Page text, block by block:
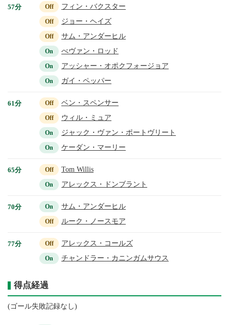
57分 Off フィン・バクスター
Off ジョー・ヘイズ
Off サム・アンダーヒル
On べヴァン・ロッド
On アッシャー・オポクフォージョア
On ガイ・ペッパー
61分 Off ベン・スペンサー
Off ウィル・ミュア
On ジャック・ヴァン・ポートヴリート
On ケーダン・マーリー
65分 Off Tom Willis
On アレックス・ドンブラント
70分 On サム・アンダーヒル
Off ルーク・ノースモア
77分 Off アレックス・コールズ
On チャンドラー・カニンガムサウス
得点経過
(ゴール失敗記録なし)